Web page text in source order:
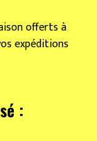
offerts à
expéditions
: